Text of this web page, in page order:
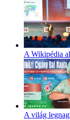
A Wikipédia
A világ